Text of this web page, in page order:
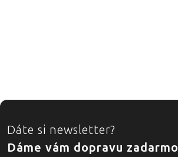
ZÁPÄTIE
Dáte si newsletter?
Dáme vám dopravu zadarmo